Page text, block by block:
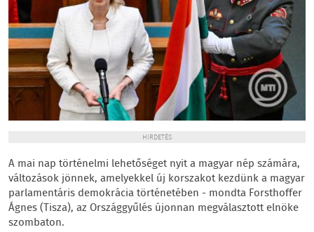
HIRDETÉS
A mai nap történelmi lehetőséget nyit a magyar nép számára,
változások jönnek, amelyekkel új korszakot kezdünk a magyar
parlamentáris demokrácia történetében - mondta Forsthoffer
Ágnes (Tisza), az Országgyűlés újonnan megválasztott elnöke
szombaton.